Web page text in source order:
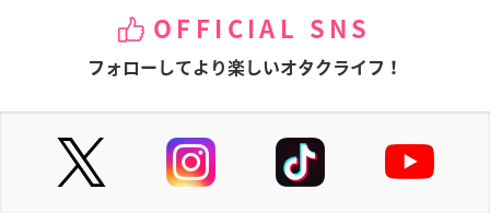
OFFICIAL SNS
フォローしてより楽しいオタクライフ！